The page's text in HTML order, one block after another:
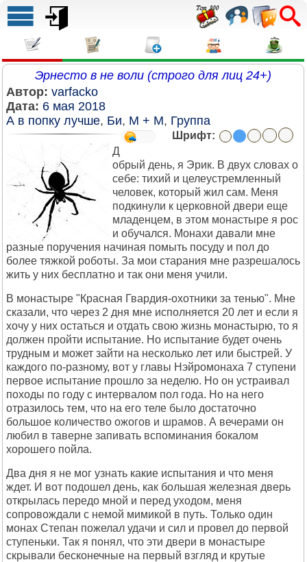
Эрнесто в не воли (строго для лиц 24+)
Автор: varfacko
Дата: 6 мая 2018
А в попку лучше, Би, М + М, Группа
Шрифт:
Д
обрый день, я Эрик. В двух словах о
себе: тихий и целеустремленный
человек, который жил сам. Меня
подкинули к церковной двери еще
младенцем, в этом монастыре я рос
и обучался. Монахи давали мне
разные поручения начиная помыть посуду и пол до
более тяжкой роботы. За мои старания мне разрешалось
жить у них бесплатно и так они меня учили.
В монастыре "Красная Гвардия-охотники за тенью". Мне
сказали, что через 2 дня мне исполняется 20 лет и если я
хочу у них остаться и отдать свою жизнь монастырю, то я
должен пройти испытание. Но испытание будет очень
трудным и может зайти на несколько лет или быстрей. У
каждого по-разному, вот у главы Нэйромонаха 7 ступени
первое испытание прошло за неделю. Но он устраивал
походы по году с интервалом пол года. Но на него
отразилось тем, что на его теле было достаточно
большое количество ожогов и шрамов. А вечерами он
любил в таверне запивать вспоминания бокалом
хорошего пойла.
Два дня я не мог узнать какие испытания и что меня
ждет. И вот подошел день, как большая железная дверь
открылась передо мной и перед уходом, меня
сопровождали с немой мимикой в путь. Только один
монах Степан пожелал удачи и сил и провел до первой
ступеньки. Так я понял, что эти двери в монастыре
скрывали бесконечные на первый взгляд и крутые